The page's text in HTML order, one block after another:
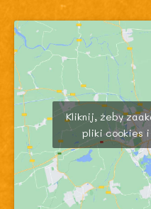
Kliknij, żeby
pliki cookies